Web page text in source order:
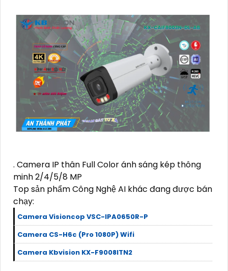
. Camera IP thân Full Color ánh sáng kép thông
minh 2/4/5/8 MP
Top sản phẩm Công Nghệ AI khác đang được bán
chạy:
Camera Visioncop VSC-IPA0650R-P
Camera CS-H6c (Pro 1080P) Wifi
Camera Kbvision KX-F9008ITN2